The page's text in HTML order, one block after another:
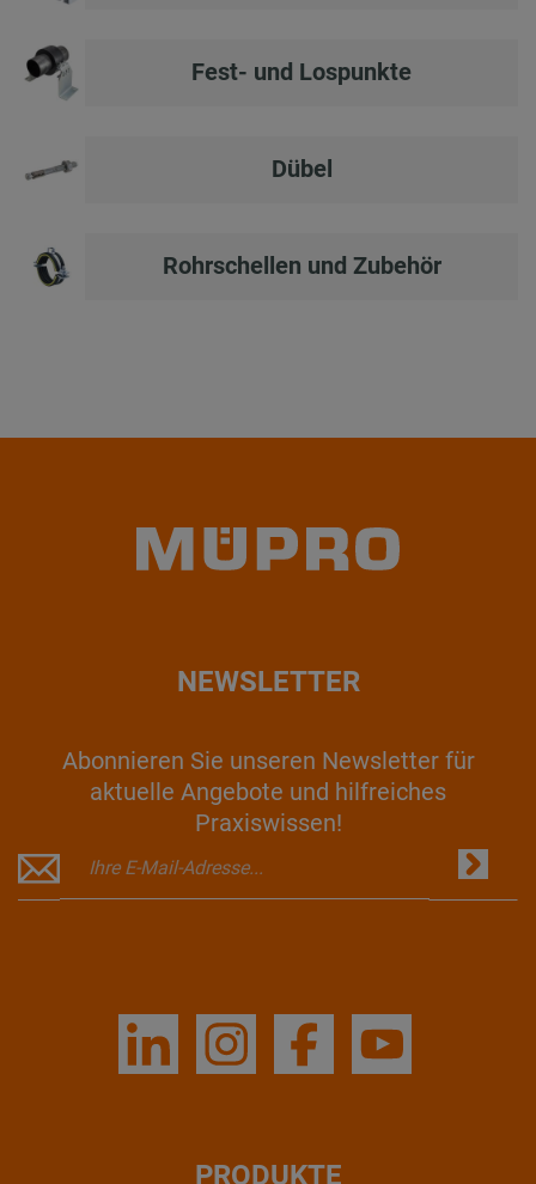
Fest- und Lospunkte
Dübel
Rohrschellen und Zubehör
NEWSLETTER
Abonnieren Sie unseren Newsletter für
aktuelle Angebote und hilfreiches
Praxiswissen!
PRODUKTE